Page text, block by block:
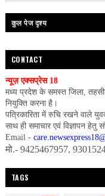
कुल पेज दृश्य
CONTACT
न्यूज़ एक्सप्रेस 18
मध्य प्रदेश के समस्त जिला,
नियुक्ति करना है।
पत्रिकारिता में रुचि रखने वाले
साथ ही समाचार एवं विज्ञापन हेतु
Email -
मो.- 9425467957,
TAGS